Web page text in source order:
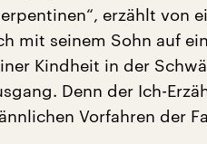
erzählt von
mit seinem Sohn auf
Kindheit in der
Denn der Ich-
Vorfahren der